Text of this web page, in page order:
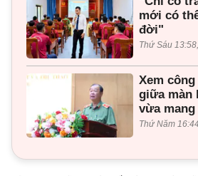
mới có
đời"
Thứ Sáu
Xem
giữa màn
vừa
Thứ Năm